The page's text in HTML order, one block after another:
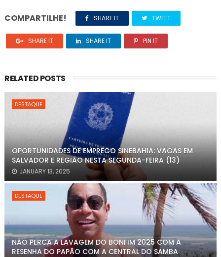
COMPARTILHE! SHARE IT TWEET
SHARE IT SHARE IT PIN IT
RELATED POSTS
DESTAQUE
OPORTUNIDADES DE EMPREGO SINEBAHIA: VAGAS EM
SALVADOR E REGIÃO NESTA SEGUNDA-FEIRA (13)
JANUARY 13, 2025
DESTAQUE
NÃO PERCA A LAVAGEM DO BONFIM 2025 COM A
RESENHA DO PAPÃO COM A CENTRAL DO SAMBA